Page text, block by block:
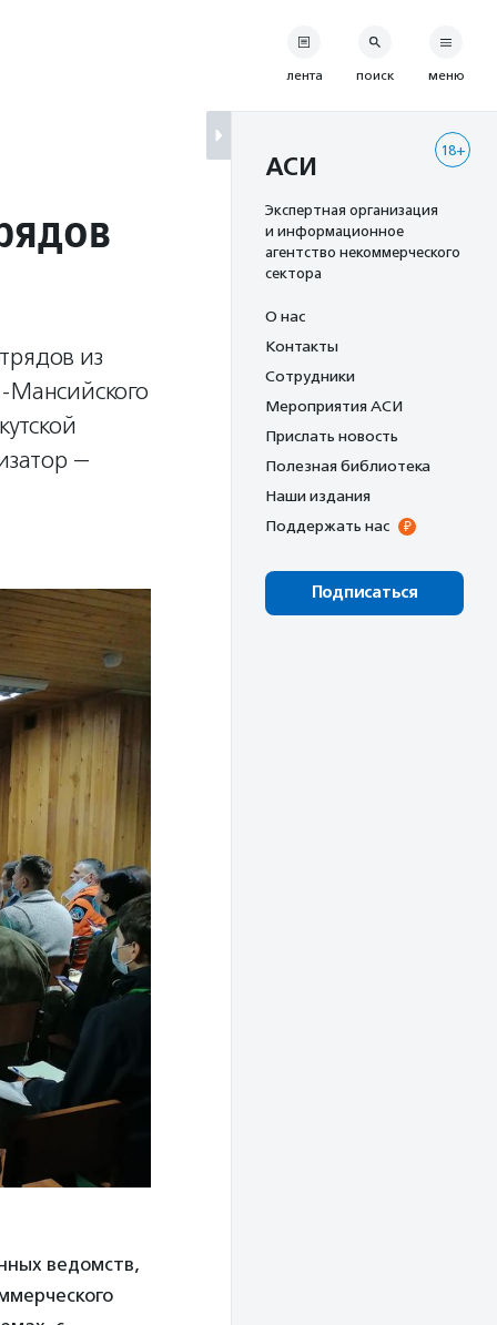
из
Мансийского
—
ведомств,
лента поиск меню
18+
АСИ
Экспертная организация
и информационное
агентство некоммерческого
сектора
О нас
Контакты
Сотрудники
Мероприятия АСИ
Прислать новость
Полезная библиотека
Наши издания
Поддержать нас
Подписаться